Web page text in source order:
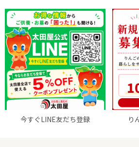
今すぐLINE友だち登録 り